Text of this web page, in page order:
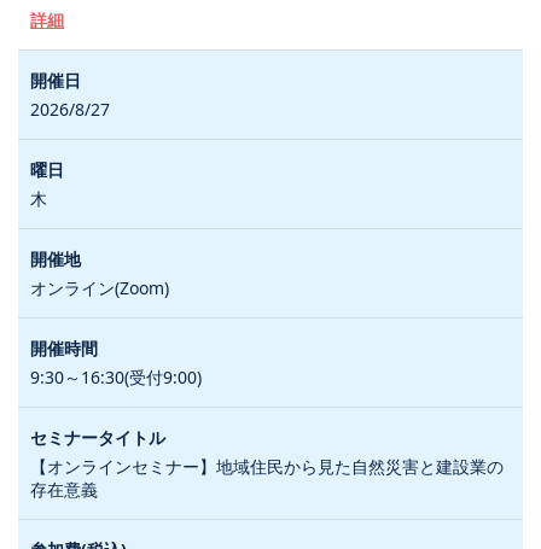
詳細
2026/8/27
木
オンライン(Zoom)
9:30～16:30(受付9:00)
【オンラインセミナー】地域住民から見た自然災害と建設業の
存在意義